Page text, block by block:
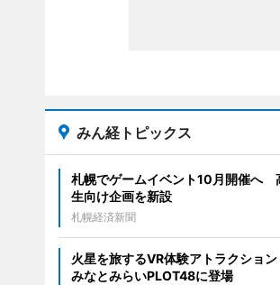
みん経トピックス
札幌でゲームイベント10月開催へ
生向け企画を新設
札幌経済新聞
火星を旅するVR体験アトラクショ
みなとみらいPLOT48に登場